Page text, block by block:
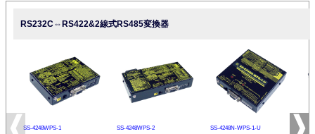
RS232C⇔RS422&2線式RS485変換器
SS-4248WPS-1
SS-4248WPS-2
SS-4248N-WPS-1-U
SS-